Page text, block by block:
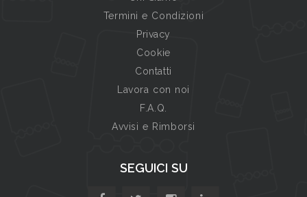
Termini e Condizioni
Privacy
Cookie
Contatti
Lavora con noi
F.A.Q.
Avvisi e Rimborsi
SEGUICI SU